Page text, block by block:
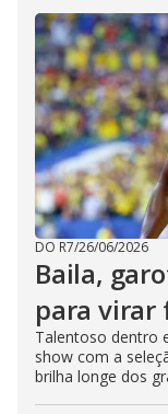
DO R7/26/06/2026
Baila,
para virar
Talentoso dentro
show com a
brilha longe dos